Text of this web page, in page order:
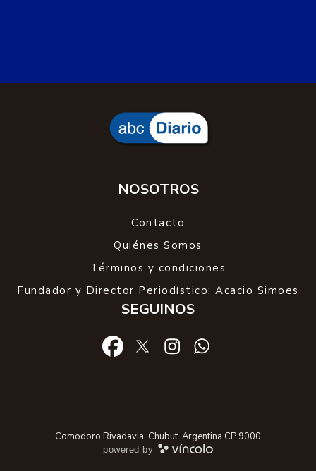
NOSOTROS
Contacto
Quiénes Somos
Términos y condiciones
Fundador y Director Periodístico: Acacio Simoes
SEGUINOS
Comodoro Rivadavia. Chubut. Argentina CP 9000
powered by